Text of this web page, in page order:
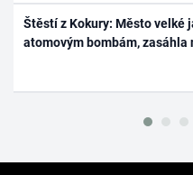
Štěstí z Kokury: Město velké
atomovým bombám, zasáhla